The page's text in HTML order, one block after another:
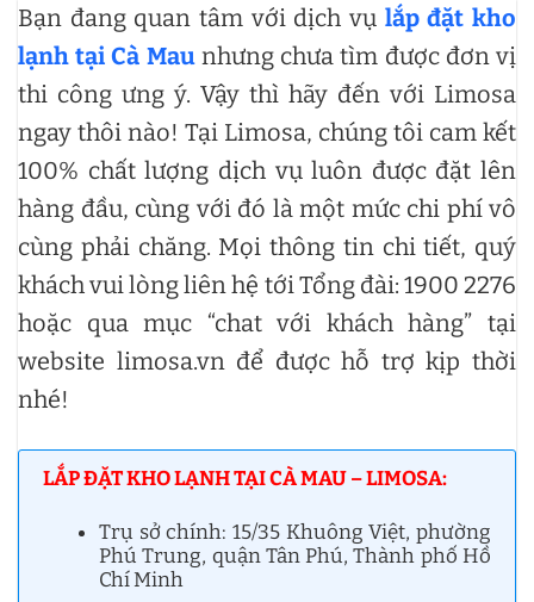
Bạn đang quan tâm với dịch vụ lắp đặt kho
lạnh tại Cà Maunhưng chưa tìm được đơn vị
thi công ưng ý. Vậy thì hãy đến với Limosa
ngay thôi nào! Tại Limosa, chúng tôi cam kết
100% chất lượng dịch vụ luôn được đặt lên
hàng đầu, cùng với đó là một mức chi phí vô
cùng phải chăng. Mọi thông tin chi tiết, quý
khách vui lòng liên hệ tới Tổng đài: 1900 2276
hoặc qua mục “chat với khách hàng” tại
website limosa.vn để được hỗ trợ kịp thời
nhé!
LẮP ĐẶT KHO LẠNH TẠI CÀ MAU – LIMOSA:
Trụ sở chính: 15/35 Khuông Việt, phường
Phú Trung, quận Tân Phú, Thành phố Hồ
Chí Minh